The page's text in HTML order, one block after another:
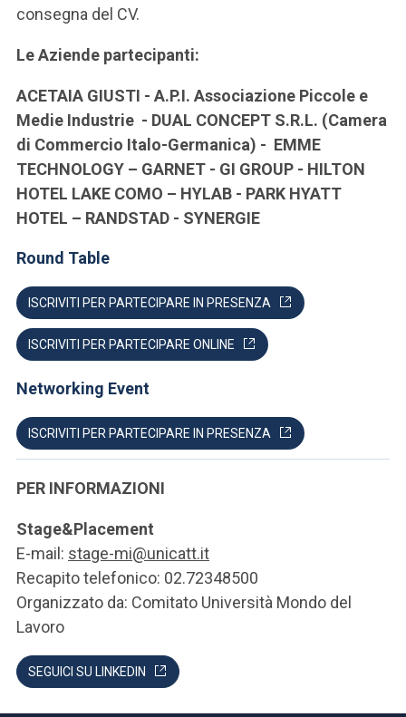
consegna del CV.
Le Aziende partecipanti:
ACETAIA GIUSTI - A.P.I. Associazione Piccole e
Medie Industrie - DUAL CONCEPT S.R.L. (Camera
di Commercio Italo-Germanica) - EMME
TECHNOLOGY – GARNET - GI GROUP - HILTON
HOTEL LAKE COMO – HYLAB - PARK HYATT
HOTEL – RANDSTAD - SYNERGIE
Round Table
ISCRIVITI PER PARTECIPARE IN PRESENZA
ISCRIVITI PER PARTECIPARE ONLINE
Networking Event
ISCRIVITI PER PARTECIPARE IN PRESENZA
PER INFORMAZIONI
Stage&Placement
E-mail: stage-mi@unicatt.it
Recapito telefonico: 02.72348500
Organizzato da: Comitato Università Mondo del
Lavoro
SEGUICI SU LINKEDIN